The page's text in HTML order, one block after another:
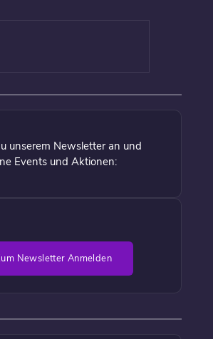
unserem Newsletter an und
Events und Aktionen:
Newsletter Anmelden